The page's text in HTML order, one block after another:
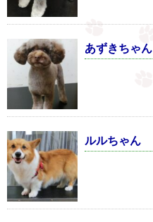
あずきちゃん
ルルちゃん